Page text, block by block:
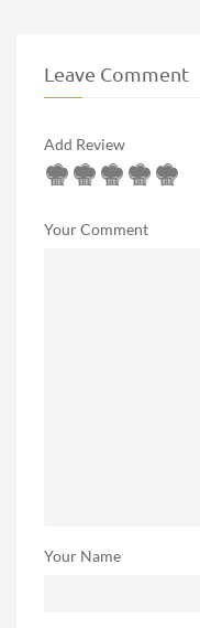
Leave Comment
Add Review
Your Comment
Your Name